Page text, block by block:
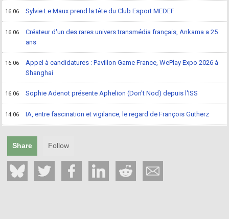
16.06 Sylvie Le Maux prend la tête du Club Esport MEDEF
16.06
Créateur d'un des rares univers transmédia français, Ankama a 25
ans
16.06
Appel à candidatures : Pavillon Game France, WePlay Expo 2026 à
Shanghai
16.06 Sophie Adenot présente Aphelion (Don't Nod) depuis l'ISS
14.06 IA, entre fascination et vigilance, le regard de François Gutherz
Share Follow